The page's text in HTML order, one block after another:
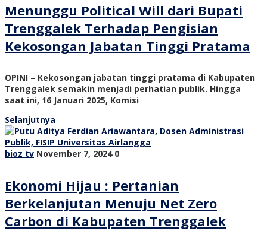
Menunggu Political Will dari Bupati
Trenggalek Terhadap Pengisian
Kekosongan Jabatan Tinggi Pratama
OPINI – Kekosongan jabatan tinggi pratama di Kabupaten
Trenggalek semakin menjadi perhatian publik. Hingga
saat ini, 16 Januari 2025, Komisi
Selanjutnya
bioz tv November 7, 2024 0
Ekonomi Hijau : Pertanian
Berkelanjutan Menuju Net Zero
Carbon di Kabupaten Trenggalek